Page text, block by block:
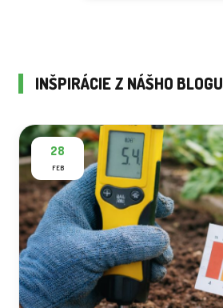
INŠPIRÁCIE Z NÁŠHO BLOGU
28
FEB